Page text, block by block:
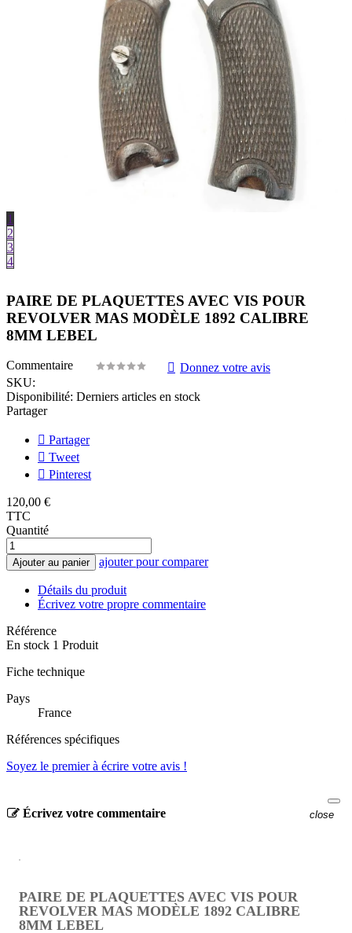
1
2
3
4
PAIRE DE PLAQUETTES AVEC VIS POUR
REVOLVER MAS MODÈLE 1892 CALIBRE
8MM LEBEL
Commentaire
Donnez votre avis
SKU:
Disponibilité: Derniers articles en stock
Partager
Partager
Tweet
Pinterest
120,00 €
TTC
Quantité
Ajouter au panier ajouter pour comparer
Détails du produit
Écrivez votre propre commentaire
Référence
En stock 1 Produit
Fiche technique
Pays
France
Références spécifiques
Soyez le premier à écrire votre avis !
Écrivez votre commentaire close
PAIRE DE PLAQUETTES AVEC VIS POUR
REVOLVER MAS MODÈLE 1892 CALIBRE
8MM LEBEL